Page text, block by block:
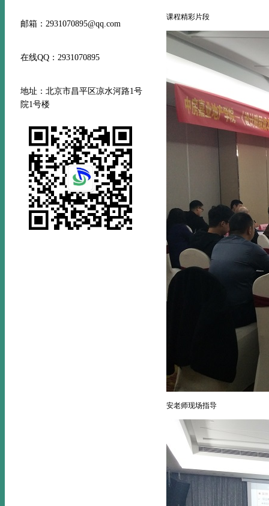
邮箱：2931070895@qq.com
在线QQ：2931070895
地址：北京市昌平区凉水河路1号
院1号楼
课程精彩片段
安老师现场指导